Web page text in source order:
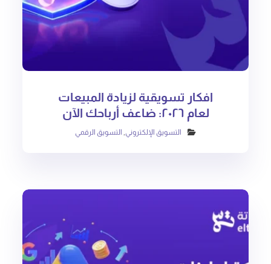
افكار تسويقية لزيادة المبيعات
لعام ٢٠٢٦: ضاعف أرباحك الآن
التسويق الإلكتروني, التسويق الرقمي